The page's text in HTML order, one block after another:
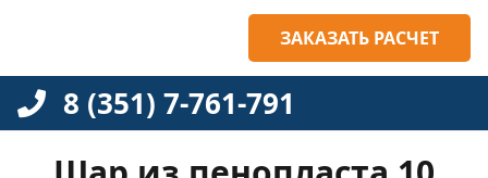
ЗАКАЗАТЬ РАСЧЕТ
8 (351) 7-761-791